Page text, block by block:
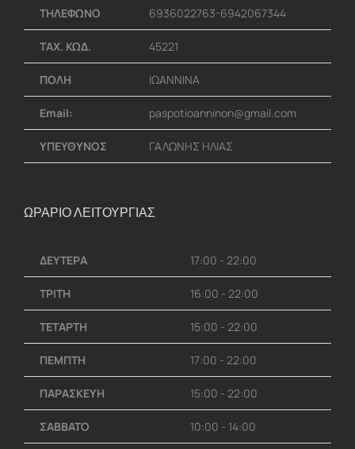
ΤΗΛΕΦΩΝΟ 6936022763-6942067344
ΤΑΧ. ΚΩΔ. 45221
ΠΟΛΗ ΙΩΑΝΝΙΝΑ
Email: paspotioanninon@gmail.com
ΥΠΕΥΘΥΝΟΣ ΓΑΛΩΝΗΣ ΗΛΙΑΣ
ΩΡΑΡΙΟ ΛΕΙΤΟΥΡΓΙΑΣ
ΔΕΥΤΕΡΑ 17:00 - 22:00
ΤΡΙΤΗ 16:00 - 22:00
ΤΕΤΑΡΤΗ 15:00 - 22:00
ΠΕΜΠΤΗ 17:00 - 22:00
ΠΑΡΑΣΚΕΥΗ 15:00 - 22:00
ΣΑΒΒΑΤΟ 10:00 - 14:00